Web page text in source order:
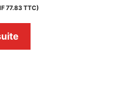
77.83 TTC)